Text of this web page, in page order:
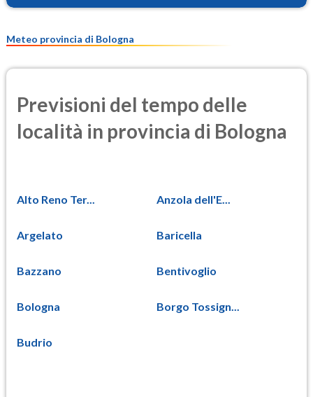
PM25
Meteo provincia di Bologna
Previsioni del tempo delle
località in provincia di Bologna
Alto Reno Ter... Anzola dell'E...
Argelato Baricella
Bazzano Bentivoglio
Bologna Borgo Tossign...
Budrio